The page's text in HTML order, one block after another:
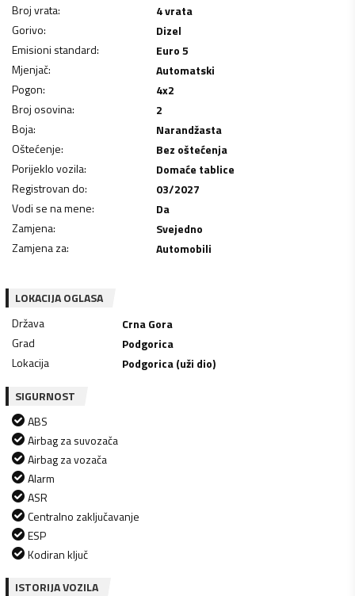
Broj vrata:
4 vrata
Gorivo:
Dizel
Emisioni standard:
Euro 5
Mjenjač:
Automatski
Pogon:
4x2
Broj osovina:
2
Boja:
Narandžasta
Oštećenje:
Bez oštećenja
Porijeklo vozila:
Domaće tablice
Registrovan do:
03/2027
Vodi se na mene:
Da
Zamjena:
Svejedno
Zamjena za: Automobili
LOKACIJA OGLASA
Država
Crna Gora
Grad
Podgorica
Lokacija
Podgorica (uži dio)
SIGURNOST
ABS
Airbag za suvozača
Airbag za vozača
Alarm
ASR
Centralno zaključavanje
ESP
Kodiran ključ
ISTORIJA VOZILA